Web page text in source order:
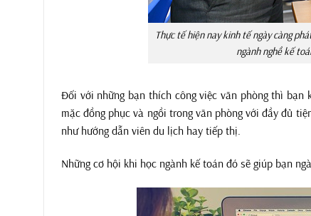
Thực tế hiện nay kinh tế ngày càng
ngành nghề kế
Đối với những bạn thích công việc văn phòng thì bạn
mặc đồng phục và ngồi trong văn phòng với đầy đủ
như hướng dẫn viên du lịch hay tiếp thị.
Những cơ hội khi học ngành kế toán đó sẽ giúp bạn